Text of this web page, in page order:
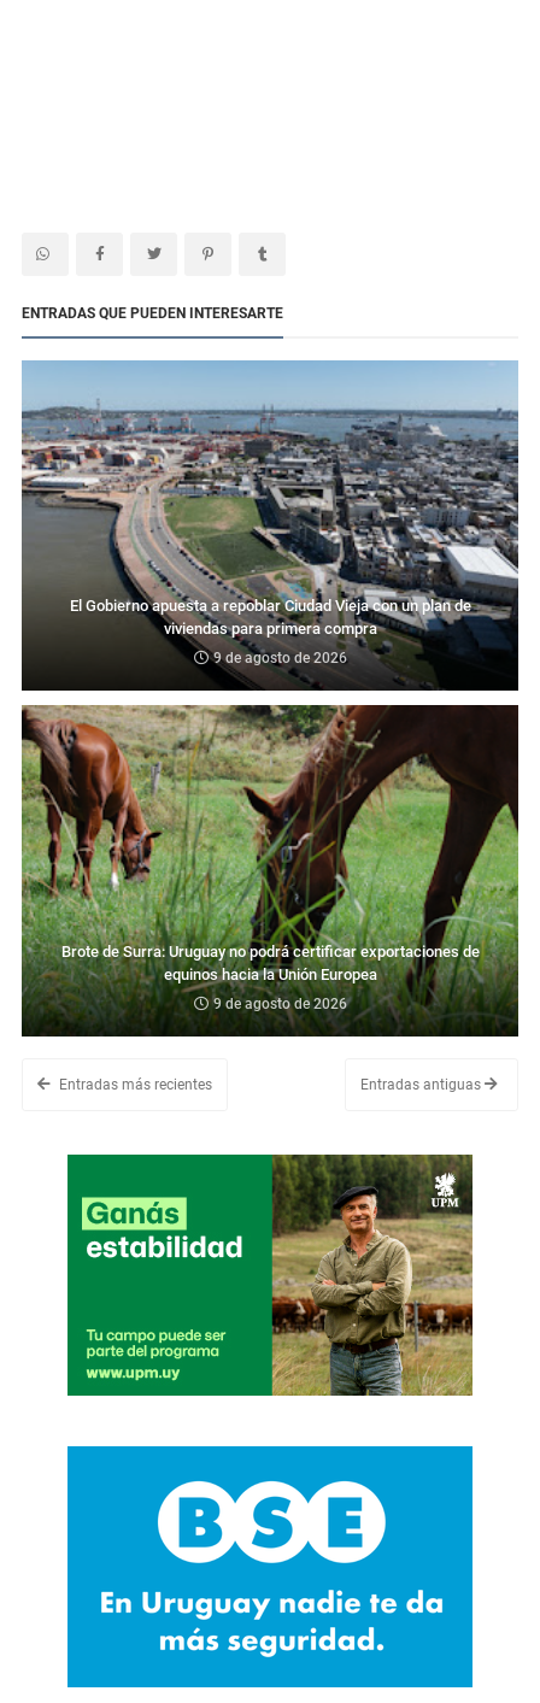
ENTRADAS QUE PUEDEN INTERESARTE
El Gobierno apuesta a repoblar Ciudad Vieja con un plan de
viviendas para primera compra
9 de agosto de 2026
Brote de Surra: Uruguay no podrá certificar exportaciones de
equinos hacia la Unión Europea
9 de agosto de 2026
Entradas más recientes Entradas antiguas